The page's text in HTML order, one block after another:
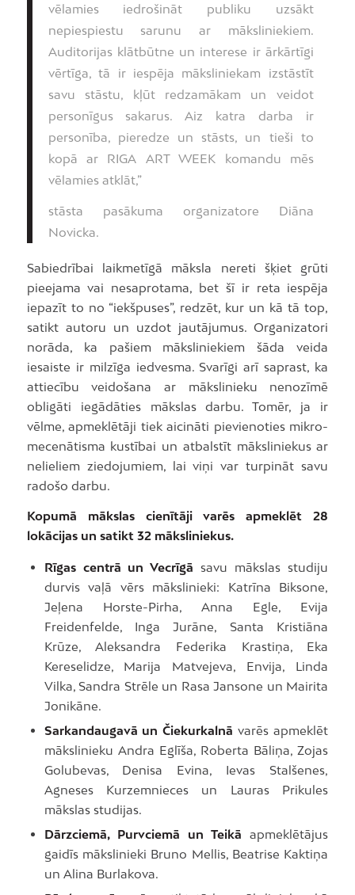
vēlamies iedrošināt publiku uzsākt
nepiespiestu sarunu ar māksliniekiem.
Auditorijas klātbūtne un interese ir ārkārtīgi
vērtīga, tā ir iespēja māksliniekam izstāstīt
savu stāstu, kļūt redzamākam un veidot
personīgus sakarus. Aiz katra darba ir
personība, pieredze un stāsts, un tieši to
kopā ar RIGA ART WEEK komandu mēs
vēlamies atklāt,”
stāsta pasākuma organizatore Diāna
Novicka.
Sabiedrībai laikmetīgā māksla nereti šķiet grūti
pieejama vai nesaprotama, bet šī ir reta iespēja
iepazīt to no “iekšpuses”, redzēt, kur un kā tā top,
satikt autoru un uzdot jautājumus. Organizatori
norāda, ka pašiem māksliniekiem šāda veida
iesaiste ir milzīga iedvesma. Svarīgi arī saprast, ka
attiecību veidošana ar mākslinieku nenozīmē
obligāti iegādāties mākslas darbu. Tomēr, ja ir
vēlme, apmeklētāji tiek aicināti pievienoties mikro-
mecenātisma kustībai un atbalstīt māksliniekus ar
nelieliem ziedojumiem, lai viņi var turpināt savu
radošo darbu.
Kopumā mākslas cienītāji varēs apmeklēt 28
lokācijas un satikt 32 māksliniekus.
Rīgas centrā un Vecrīgā savu mākslas studiju
durvis vaļā vērs mākslinieki: Katrīna Biksone,
Jeļena Horste-Pirha, Anna Egle, Evija
Freidenfelde, Inga Jurāne, Santa Kristiāna
Krūze, Aleksandra Federika Krastiņa, Eka
Kereselidze, Marija Matvejeva, Envija, Linda
Vilka, Sandra Strēle un Rasa Jansone un Mairita
Jonikāne.
Sarkandaugavā un Čiekurkalnā varēs apmeklēt
mākslinieku Andra Eglīša, Roberta Bāliņa, Zojas
Golubevas, Denisa Evina, Ievas Stalšenes,
Agneses Kurzemnieces un Lauras Prikules
mākslas studijas.
Dārzciemā, Purvciemā un Teikā apmeklētājus
gaidīs mākslinieki Bruno Mellis, Beatrise Kaktiņa
un Alina Burlakova.